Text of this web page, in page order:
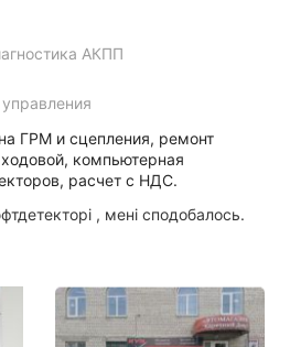
АКПП
ГРМ и сцепления, ремонт
компьютерная
расчет с НДС.
, мені сподобалось.